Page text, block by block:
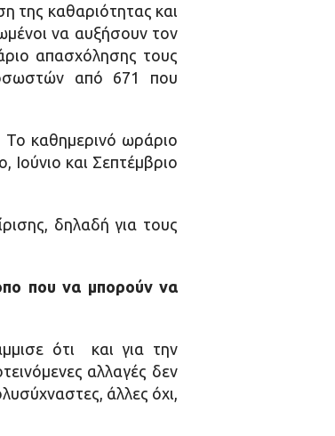
της καθαριότητας και
να αυξήσουν τον
απασχόλησης τους
από 671 που
Το καθημερινό ωράριο
και Σεπτέμβριο
δηλαδή για τους
που να μπορούν να
ότι και για την
αλλαγές δεν
άλλες όχι,